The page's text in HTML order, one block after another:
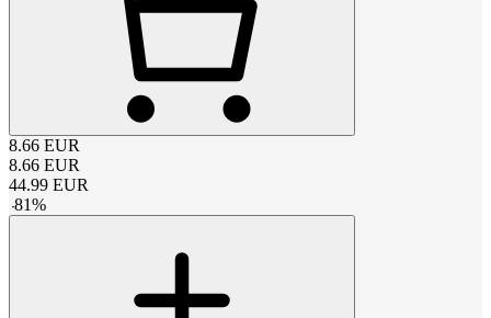
8.66 EUR
8.66 EUR
44.99 EUR
-81%